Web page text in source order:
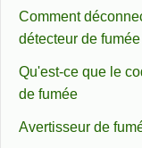
Comment
détecteur de
Qu'est-ce que le
de fumée
Avertisseur de